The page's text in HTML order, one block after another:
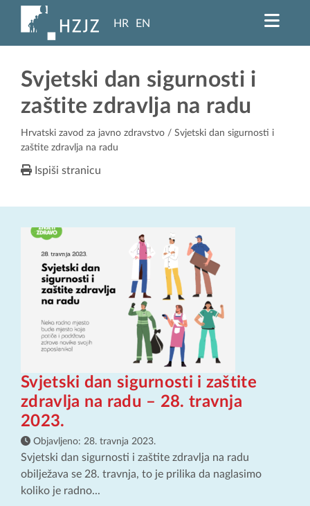
HR EN
Svjetski dan sigurnosti i
zaštite zdravlja na radu
Hrvatski zavod za javno zdravstvo / Svjetski dan sigurnosti i
zaštite zdravlja na radu
Ispiši stranicu
Svjetski dan sigurnosti i zaštite
zdravlja na radu – 28. travnja
2023.
Objavljeno: 28. travnja 2023.
Svjetski dan sigurnosti i zaštite zdravlja na radu
obilježava se 28. travnja, to je prilika da naglasimo
koliko je radno...